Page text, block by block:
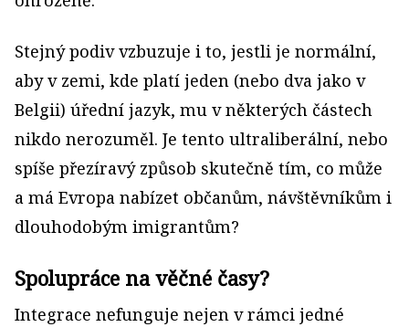
Stejný podiv vzbuzuje i to, jestli je normální,
aby v zemi, kde platí jeden (nebo dva jako v
Belgii) úřední jazyk, mu v některých částech
nikdo nerozuměl. Je tento ultraliberální, nebo
spíše přezíravý způsob skutečně tím, co může
a má Evropa nabízet občanům, návštěvníkům i
dlouhodobým imigrantům?
Spolupráce na věčné časy?
Integrace nefunguje nejen v rámci jedné